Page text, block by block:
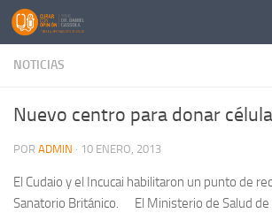
Saltar al contenido
NOTICIAS
Nuevo centro para donar
POR ADMIN · 10 ENERO, 2013
El Cudaio y el Incucai habilitaron un punto de
Sanatorio Británico. El Ministerio de Salud de